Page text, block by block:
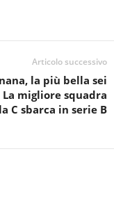
Articolo successivo
la più bella sei
migliore squadra
C sbarca in serie B